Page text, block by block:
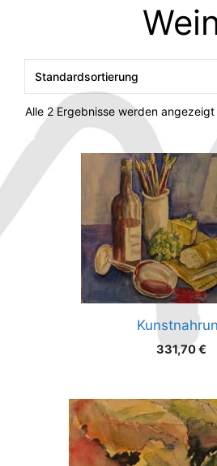
Alle 2 Ergebnisse werden angezeigt
331,70€